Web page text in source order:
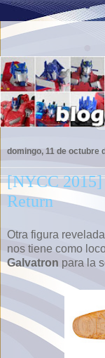
domingo, 11 de octubre
[NYCC 2015]
Return
Otra figura
nos tiene como
Galvatron para la